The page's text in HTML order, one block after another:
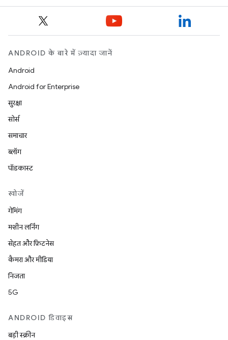
ANDROID के बारे में ज़्यादा जानें
Android
Android for Enterprise
सुरक्षा
सोर्स
समाचार
ब्लॉग
पॉडकास्ट
खोजें
गेमिंग
मशीन लर्निंग
सेहत और फ़िटनेस
कैमरा और मीडिया
निजता
5G
ANDROID डिवाइस
बड़ी स्क्रीन